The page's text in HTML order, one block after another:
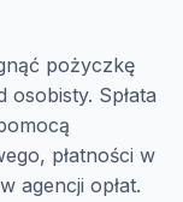
pożyczkę
Spłata
płatności w
agencji opłat.